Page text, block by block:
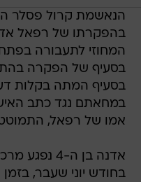
הנאשמת קרול פסלר
המחוזי לתעבורה
בסעיף של הפקרה
בסעיף המתה בקלות
במחאתם נגד כתב
אמו של רפאל,
אדנה בן ה-4
בחודש יוני שעבר, בזמן